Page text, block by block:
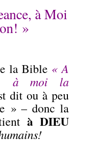
à Moi
»
la Bible « A
à moi la
dit ou à peu
» – donc la
à DIEU